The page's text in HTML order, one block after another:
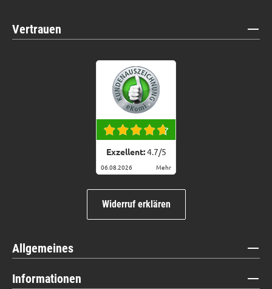
Vertrauen
Exzellent:4.7/5
06.08.2026 Mehr
Widerruf erklären
Allgemeines
Informationen